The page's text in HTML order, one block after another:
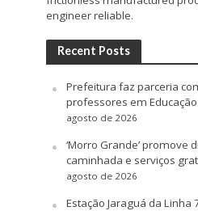
engineer reliable.
Recent Posts
Prefeitura faz parceria
professores em
agosto de 2026
‘Morro Grande’ promove
caminhada e serviços
agosto de 2026
Estação Jaraguá da Linha